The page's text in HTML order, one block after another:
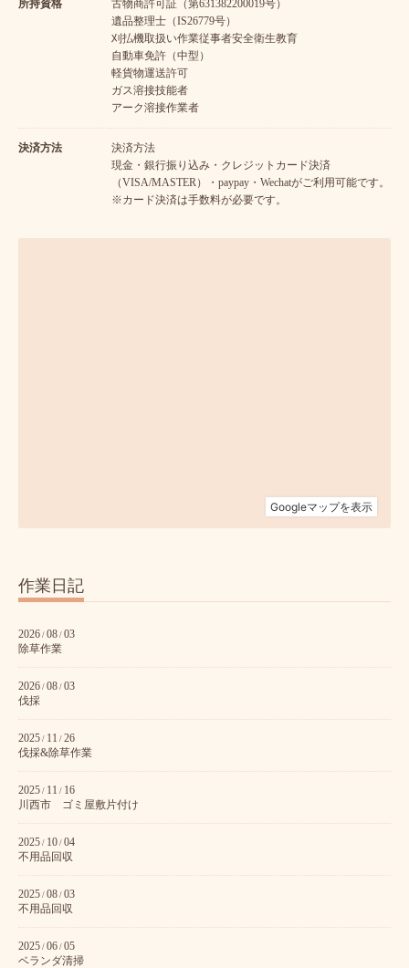
所持資格
古物商許可証（第631382200019号）
遺品整理士（IS26779号）
刈払機取扱い作業従事者安全衛生教育
自動車免許（中型）
軽貨物運送許可
ガス溶接技能者
アーク溶接作業者
決済方法
決済方法
現金・銀行振り込み・クレジットカード決済
（VISA/MASTER）・paypay・Wechatがご利用可能です。
※カード決済は手数料が必要です。
作業日記
2026 / 08 / 03
除草作業
2026 / 08 / 03
伐採
2025 / 11 / 26
伐採&除草作業
2025 / 11 / 16
川西市 ゴミ屋敷片付け
2025 / 10 / 04
不用品回収
2025 / 08 / 03
不用品回収
2025 / 06 / 05
ベランダ清掃